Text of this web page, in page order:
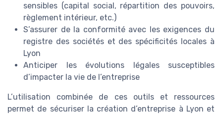
sensibles (capital social, répartition des pouvoirs,
règlement intérieur, etc.)
S’assurer de la conformité avec les exigences du
registre des sociétés et des spécificités locales à
Lyon
Anticiper les évolutions légales susceptibles
d’impacter la vie de l’entreprise
L’utilisation combinée de ces outils et ressources
permet de sécuriser la création d’entreprise à Lyon et